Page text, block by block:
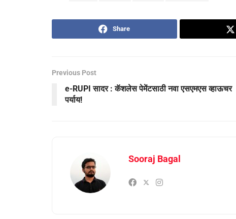
Share
Previous Post
e-RUPI सादर : कॅशलेस पेमेंटसाठी नवा एसएमएस व्हाऊचर
पर्याय!
Sooraj Bagal